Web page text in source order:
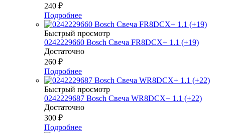
240 ₽
Подробнее
Быстрый просмотр
0242229660 Bosch Свеча FR8DCX+ 1.1 (+19)
Достаточно
260 ₽
Подробнее
Быстрый просмотр
0242229687 Bosch Свеча WR8DCX+ 1.1 (+22)
Достаточно
300 ₽
Подробнее